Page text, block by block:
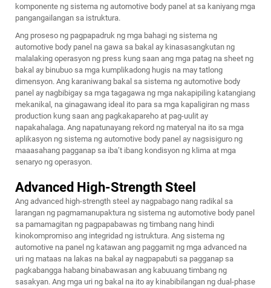
komponente ng sistema ng automotive body panel at sa kaniyang mga
pangangailangan sa istruktura.
Ang proseso ng pagpapadruk ng mga bahagi ng sistema ng
automotive body panel na gawa sa bakal ay kinasasangkutan ng
malalaking operasyon ng press kung saan ang mga patag na sheet ng
bakal ay binubuo sa mga kumplikadong hugis na may tatlong
dimensyon. Ang karaniwang bakal sa sistema ng automotive body
panel ay nagbibigay sa mga tagagawa ng mga nakapipiling katangiang
mekanikal, na ginagawang ideal ito para sa mga kapaligiran ng mass
production kung saan ang pagkakapareho at pag-uulit ay
napakahalaga. Ang napatunayang rekord ng materyal na ito sa mga
aplikasyon ng sistema ng automotive body panel ay nagsisiguro ng
maaasahang pagganap sa iba’t ibang kondisyon ng klima at mga
senaryo ng operasyon.
Advanced High-Strength Steel
Ang advanced high-strength steel ay nagpabago nang radikal sa
larangan ng pagmamanupaktura ng sistema ng automotive body panel
sa pamamagitan ng pagpapabawas ng timbang nang hindi
kinokompromiso ang integridad ng istruktura. Ang sistema ng
automotive na panel ng katawan ang paggamit ng mga advanced na
uri ng mataas na lakas na bakal ay nagpapabuti sa pagganap sa
pagkabangga habang binabawasan ang kabuuang timbang ng
sasakyan. Ang mga uri ng bakal na ito ay kinabibilangan ng dual-phase